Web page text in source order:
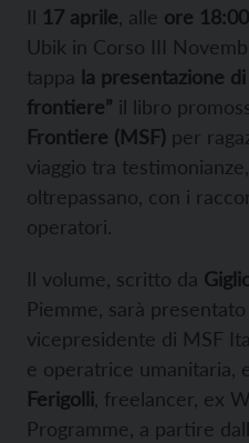
Il 17 aprile , alle ore
Ubik in Corso III
tappa la presentazione di
frontiere” il libro
Frontiere (MSF) per
viaggio tra
oltrepassano, con i
operatori.
Il volume, scritto da
Piemme, sarà presentato
vicepresidente di MSF
e operatrice umanitaria, e
Ferigolli freelancer, ex
Programme, a partire